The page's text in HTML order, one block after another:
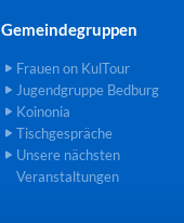
Gemeindegruppen
Frauen on KulTour
Jugendgruppe Bedburg
Koinonia
Tischgespräche
Unsere nächsten
Veranstaltungen